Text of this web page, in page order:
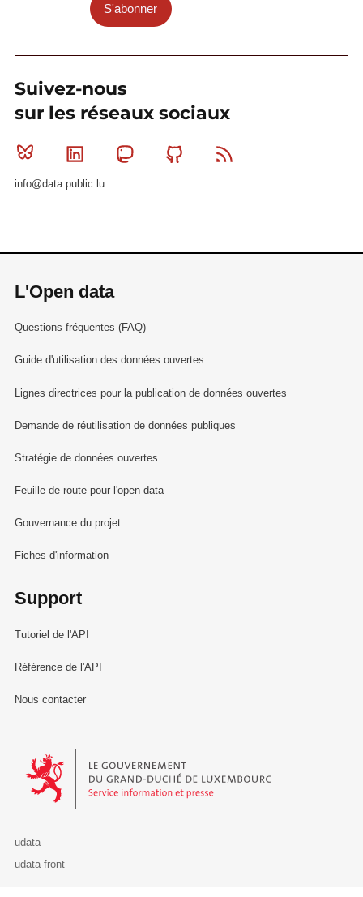
S'abonner
Suivez-nous
sur les réseaux sociaux
Bluesky Linkedin MastodonGithub
info@data.public.lu
L'Open data
Questions fréquentes (FAQ)
Guide d'utilisation des données ouvertes
Lignes directrices pour la publication de données ouvertes
Demande de réutilisation de données publiques
Stratégie de données ouvertes
Feuille de route pour l'open data
Gouvernance du projet
Fiches d'information
Support
Tutoriel de l'API
Référence de l'API
Nous contacter
Le Gouvernement du Grand-Duché de Luxembourg - Service
udata
udata-front